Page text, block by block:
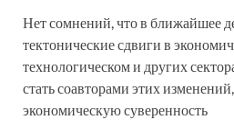
Нет сомнений, что в ближайшее
тектонические сдвиги в
технологическом и других
стать соавторами этих
экономическую суверенность